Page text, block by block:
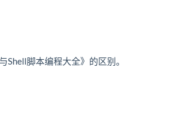
Shell脚本编程大全》的区别。